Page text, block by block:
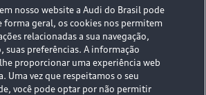
Rights Reserved.
Código de Conduta
de Dados - LGPD
nosso website a Audi do Brasil pode
forma geral, os cookies nos permitem
relacionadas a sua navegação,
suas preferências. A informação
proporcionar uma experiência web
Uma vez que respeitamos o seu
você pode optar por não permitir